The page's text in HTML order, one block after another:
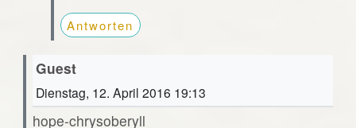
Antworten
Guest
Dienstag, 12. April 2016 19:13
hope-chrysoberyll